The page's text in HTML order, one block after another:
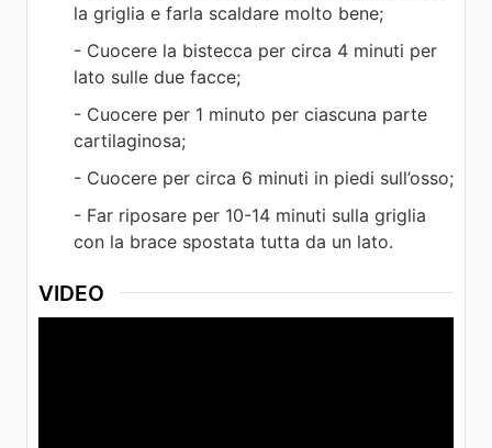
la griglia e farla scaldare molto bene;
- Cuocere la bistecca per circa 4 minuti per
lato sulle due facce;
- Cuocere per 1 minuto per ciascuna parte
cartilaginosa;
- Cuocere per circa 6 minuti in piedi sull’osso;
- Far riposare per 10-14 minuti sulla griglia
con la brace spostata tutta da un lato.
VIDEO